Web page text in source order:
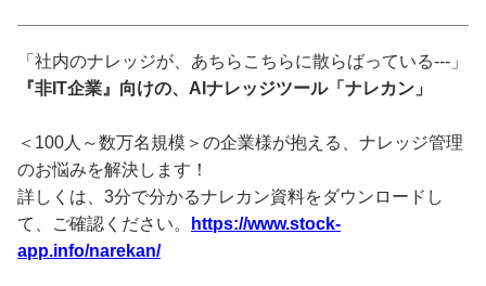
「社内のナレッジが、あちらこちらに散らばっている---」
『非IT企業』向けの、AIナレッジツール「ナレカン」
＜100人～数万名規模＞の企業様が抱える、ナレッジ管理
のお悩みを解決します！
詳しくは、3分で分かるナレカン資料をダウンロードし
て、ご確認ください。
https://www.stock-
app.info/narekan/